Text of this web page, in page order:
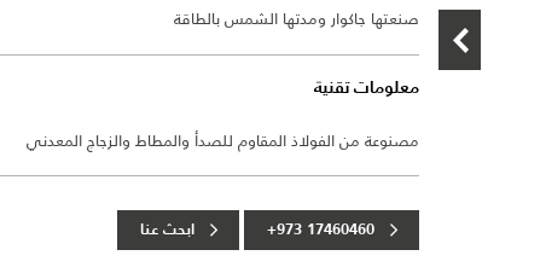
صنعتها جاكوار ومدتها الشمس بالطاقة
معلومات تقنية
مصنوعة من الفولاذ المقاوم للصدأ والمطاط والزجاج المعدني
+973 17460460 ابحث عنا